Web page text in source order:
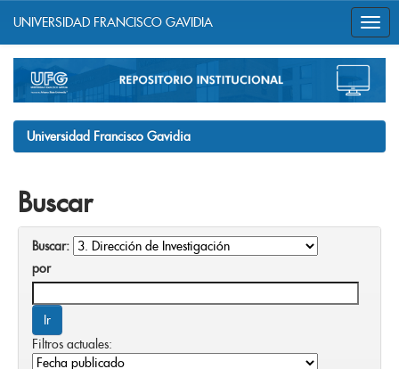
navigation
UNIVERSIDAD FRANCISCO GAVIDIA
Universidad Francisco Gavidia
Buscar
Buscar:
por
Filtros actuales: